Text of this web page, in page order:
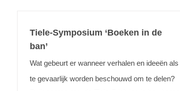
Tiele-Symposium ‘Boeken in de
ban’
Wat gebeurt er wanneer verhalen en ideeën als
te gevaarlijk worden beschouwd om te delen?